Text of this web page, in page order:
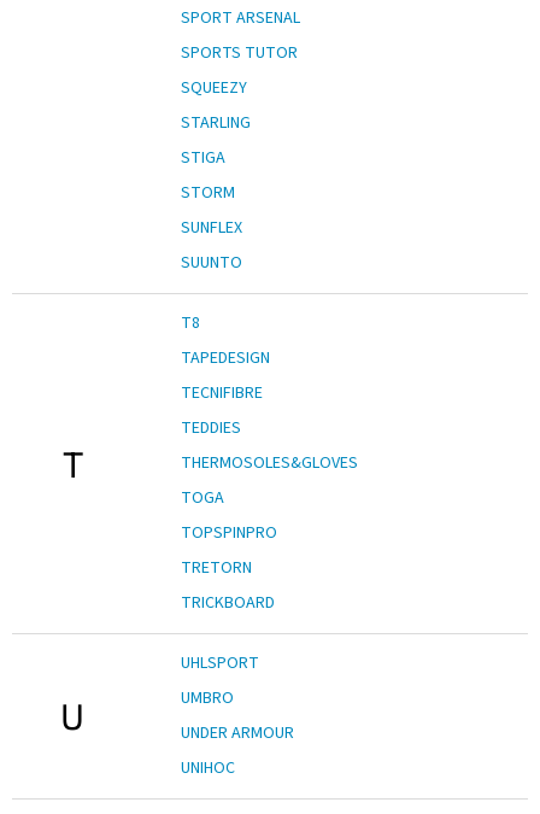
SPORT ARSENAL
SPORTS TUTOR
SQUEEZY
STARLING
STIGA
STORM
SUNFLEX
SUUNTO
T
T8
TAPEDESIGN
TECNIFIBRE
TEDDIES
THERMOSOLES&GLOVES
TOGA
TOPSPINPRO
TRETORN
TRICKBOARD
U
UHLSPORT
UMBRO
UNDER ARMOUR
UNIHOC